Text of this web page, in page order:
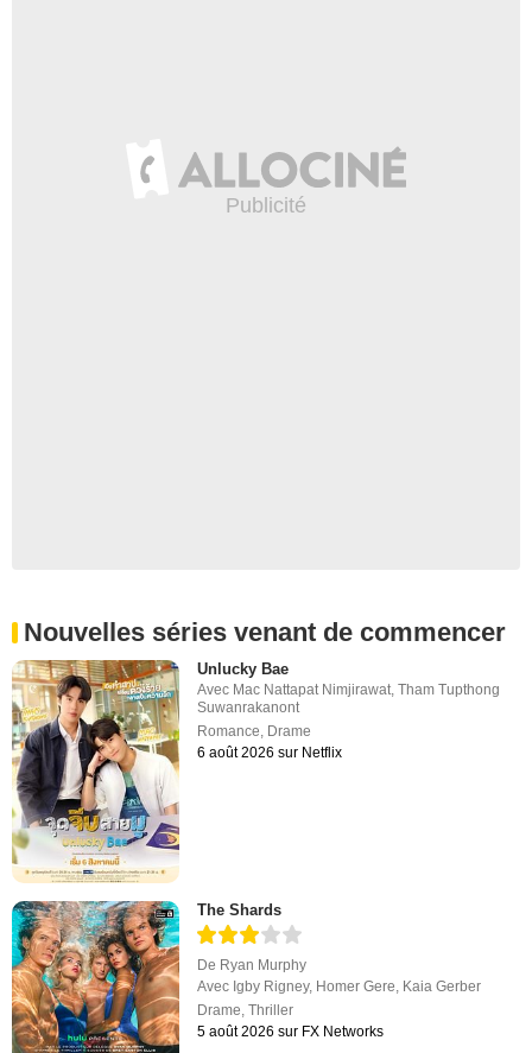
Nouvelles séries venant de commencer
Unlucky Bae
Avec Mac Nattapat Nimjirawat ,Tham Tupthong
Suwanrakanont
Romance Drame
6 août 2026 sur Netflix
The Shards
De Ryan Murphy
Avec Igby Rigney, Homer Gere, Kaia Gerber
Drame,Thriller
5 août 2026 sur FX Networks